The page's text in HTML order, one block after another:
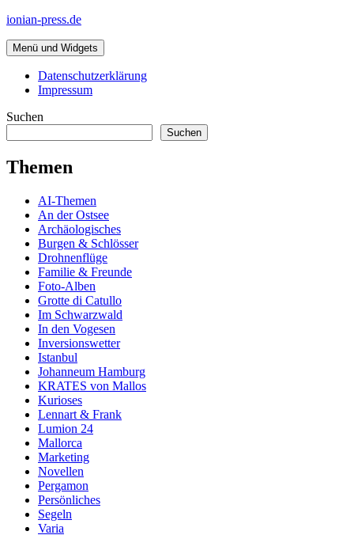
Zum
springen
ionian-press.de
Menü und Widgets
Datenschutzerklärung
Impressum
Suchen
Suchen
Themen
AI-Themen
An der Ostsee
Archäologisches
Burgen & Schlösser
Drohnenflüge
Familie & Freunde
Foto-Alben
Grotte di Catullo
Im Schwarzwald
In den Vogesen
Inversionswetter
Istanbul
Johanneum Hamburg
KRATES von Mallos
Kurioses
Lennart & Frank
Lumion 24
Mallorca
Marketing
Novellen
Pergamon
Persönliches
Segeln
Varia